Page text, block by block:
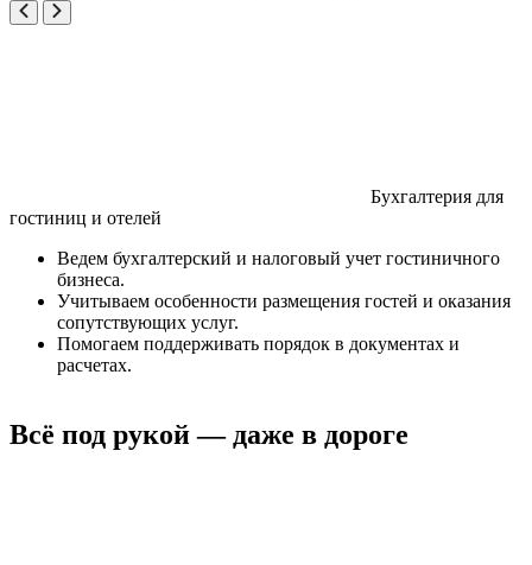
Бухгалтерия для
гостиниц и отелей
Ведем бухгалтерский и налоговый учет гостиничного
бизнеса.
Учитываем особенности размещения гостей и оказания
сопутствующих услуг.
Помогаем поддерживать порядок в документах и
расчетах.
Всё под рукой — даже в дороге